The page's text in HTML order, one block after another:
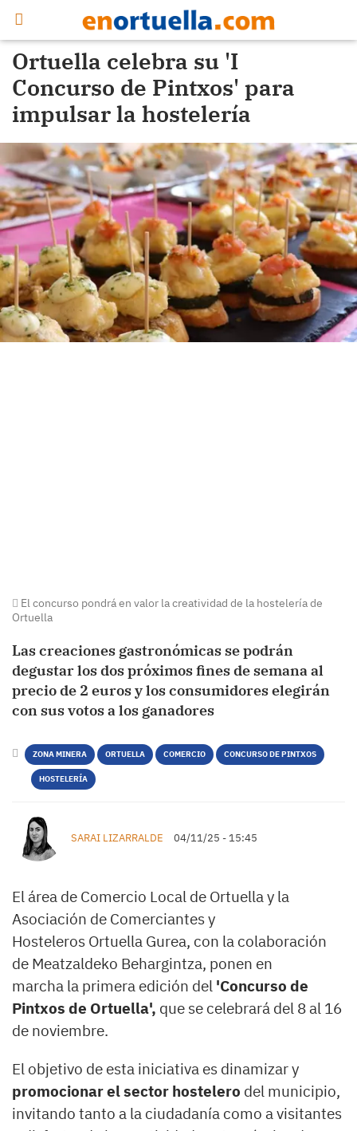
Ortuella celebra su 'I
Concurso de Pintxos' para
impulsar la hostelería
El concurso pondrá en valor la creatividad de la hostelería de
Ortuella
Las creaciones gastronómicas se podrán
degustar los dos próximos fines de semana al
precio de 2 euros y los consumidores elegirán
con sus votos a los ganadores
ZONA MINERA ORTUELLA COMERCIO CONCURSO DE PINTXOS
HOSTELERÍA
SARAI LIZARRALDE 04/11/25 - 15:45
El área de Comercio Local de Ortuella y la
Asociación de Comerciantes y
Hosteleros Ortuella Gurea, con la colaboración
de Meatzaldeko Behargintza, ponen en
marcha la primera edición del 'Concurso de
Pintxos de Ortuella', que se celebrará del 8 al 16
de noviembre.
El objetivo de esta iniciativa es dinamizar y
promocionar el sector hostelero del municipio,
invitando tanto a la ciudadanía como a visitantes